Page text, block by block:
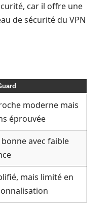
car il offre une
de sécurité du VPN
moderne mais
éprouvée
bonne avec faible
mais limité en